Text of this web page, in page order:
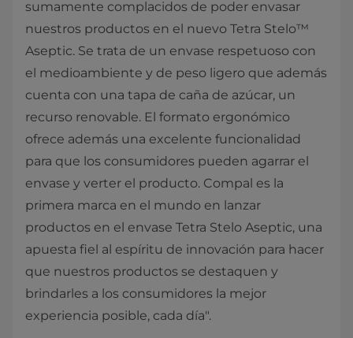
sumamente complacidos de poder envasar
nuestros productos en el nuevo Tetra Stelo™
Aseptic. Se trata de un envase respetuoso con
el medioambiente y de peso ligero que además
cuenta con una tapa de caña de azúcar, un
recurso renovable. El formato ergonómico
ofrece además una excelente funcionalidad
para que los consumidores pueden agarrar el
envase y verter el producto. Compal es la
primera marca en el mundo en lanzar
productos en el envase Tetra Stelo Aseptic, una
apuesta fiel al espíritu de innovación para hacer
que nuestros productos se destaquen y
brindarles a los consumidores la mejor
experiencia posible, cada día".